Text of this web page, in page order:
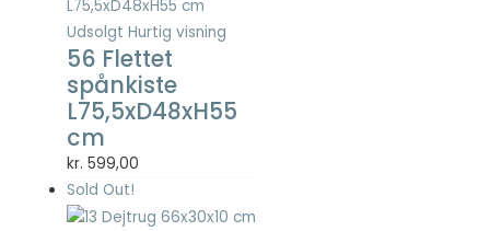
Udsolgt Hurtig visning
56 Flettet
spånkiste
L75,5xD48xH55
cm
kr. 599,00
Sold Out!